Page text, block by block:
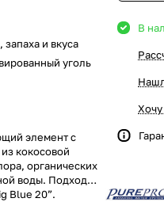
и вкуса
уголь
элемент с
кокосовой
органических
воды. Подходит
Blue 20”.
В